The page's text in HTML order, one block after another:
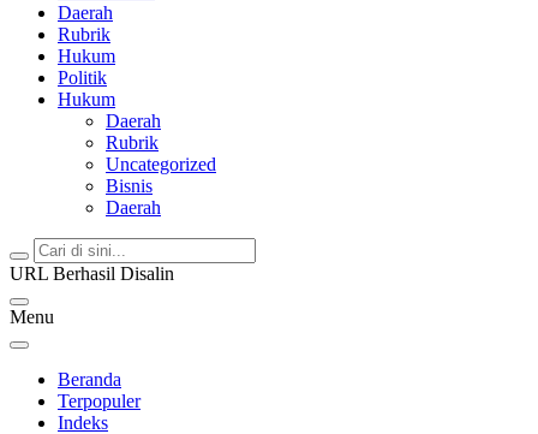
Daerah
Rubrik
Hukum
Politik
Hukum
Daerah
Rubrik
Uncategorized
Bisnis
Daerah
URL Berhasil Disalin
Menu
Beranda
Terpopuler
Indeks